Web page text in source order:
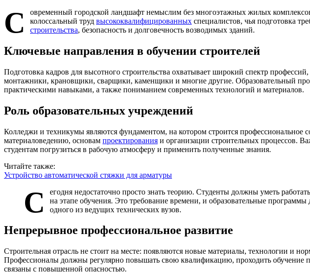
С
овременный городской ландшафт немыслим без многоэтажных жилых
колоссальный труд высококвалифицированных специалистов, чья подготовка
строительства, безопасность и долговечность возводимых зданий.
Ключевые направления в обучении строителей
Подготовка кадров для высотного строительства охватывает широкий спектр
монтажники, крановщики, сварщики, каменщики и многие другие. Образовательный
практическими навыками, а также пониманием современных технологий и материалов.
Роль образовательных учреждений
Колледжи и техникумы являются фундаментом, на котором строится
материаловедению, основам проектирования и организации строительных процессов.
студентам погрузиться в рабочую атмосферу и применить полученные знания.
Читайте также:
Устройство автоматической стяжки для арматуры
С
егодня недостаточно просто знать теорию. Студенты должны уметь
на этапе обучения. Это требование времени, и образовательные
одного из ведущих технических вузов.
Непрерывное профессиональное развитие
Строительная отрасль не стоит на месте: появляются новые материалы, технологии и
Профессионалы должны регулярно повышать свою квалификацию, проходить обучение
связаны с повышенной опасностью.